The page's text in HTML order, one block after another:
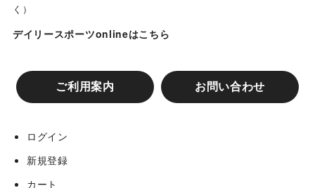
開成ジュニアイーグルス
門真レッドスターズ
寝屋川ダイナキッズ
く）
デイリースポーツonlineはこちら
ご利用案内 お問い合わせ
ログイン
新規登録
カート